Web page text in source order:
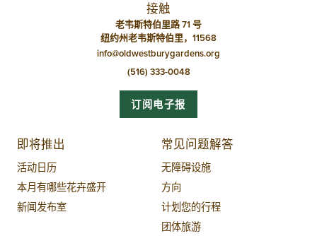
接触
老韦斯特伯里路 71 号
纽约州老韦斯特伯里，11568
info@oldwestburygardens.org
(516) 333-0048
订阅电子报
即将推出
活动日历
本月有哪些花卉盛开
新闻发布室
常见问题解答
无障碍设施
方向
计划您的行程
团体旅游